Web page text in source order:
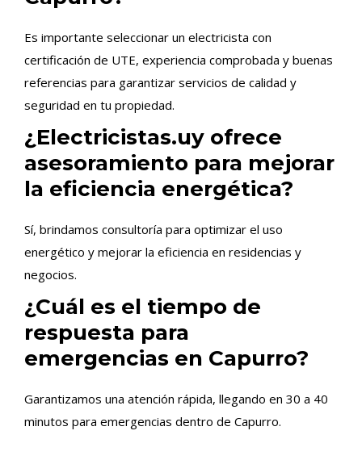
Es importante seleccionar un electricista con
certificación de UTE, experiencia comprobada y buenas
referencias para garantizar servicios de calidad y
seguridad en tu propiedad.
¿Electricistas.uy ofrece
asesoramiento para mejorar
la eficiencia energética?
Sí, brindamos consultoría para optimizar el uso
energético y mejorar la eficiencia en residencias y
negocios.
¿Cuál es el tiempo de
respuesta para
emergencias en Capurro?
Garantizamos una atención rápida, llegando en 30 a 40
minutos para emergencias dentro de Capurro.